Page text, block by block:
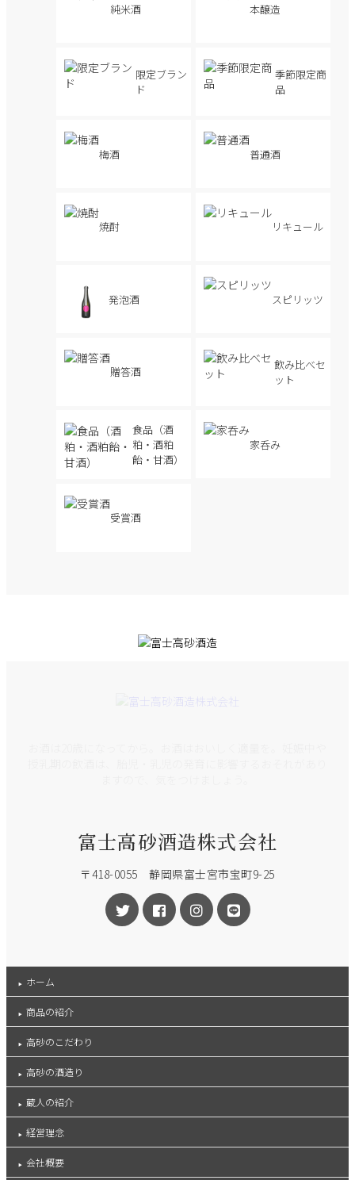
純米酒 本醸造
限定ブラン
ド
季節限定商
品
梅酒 普通酒
焼酎 リキュール
発泡酒 スピリッツ
贈答酒
飲み比べセ
ット
食品（酒
粕・酒粕
飴・甘酒）
家呑み
受賞酒
富士高砂酒造株式会社
〒418-0055 静岡県富士宮市宝町9-25
ホーム
商品の紹介
高砂のこだわり
高砂の酒造り
蔵人の紹介
経営理念
会社概要